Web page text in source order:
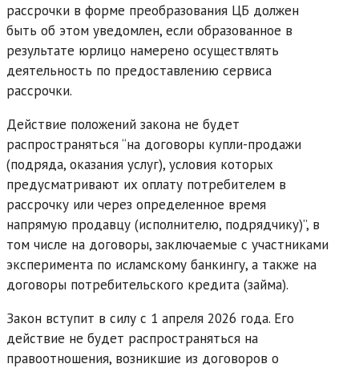
рассрочки в форме преобразования ЦБ должен
быть об этом уведомлен, если образованное в
результате юрлицо намерено осуществлять
деятельность по предоставлению сервиса
рассрочки.
Действие положений закона не будет
распространяться “на договоры купли-продажи
(подряда, оказания услуг), условия которых
предусматривают их оплату потребителем в
рассрочку или через определенное время
напрямую продавцу (исполнителю, подрядчику)”, в
том числе на договоры, заключаемые с участниками
эксперимента по исламскому банкингу, а также на
договоры потребительского кредита (займа).
Закон вступит в силу с 1 апреля 2026 года. Его
действие не будет распространяться на
правоотношения, возникшие из договоров о